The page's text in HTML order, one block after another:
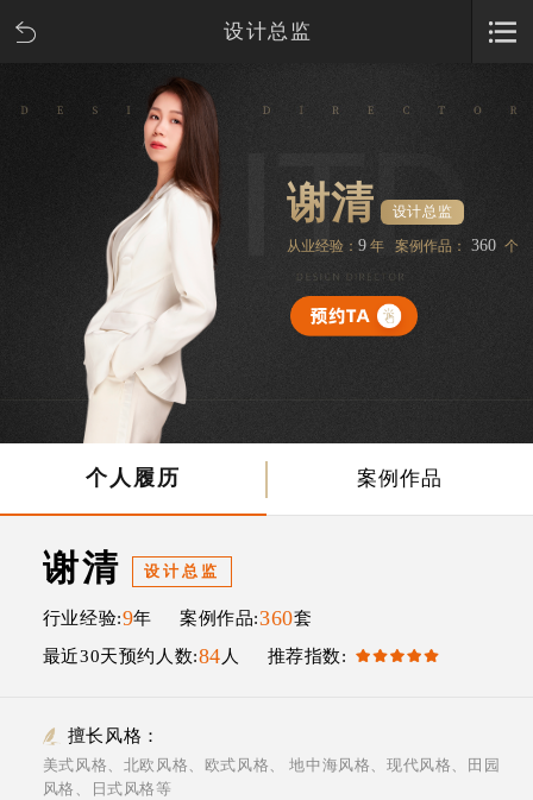
设计总监
谢清 设计总监
从业经验：9 年 案例作品： 360 个
个人履历 案例作品
谢清 设计总监
行业经验:9年 案例作品:360套
最近30天预约人数:84人 推荐指数:
擅长风格：
美式风格、北欧风格、欧式风格、 地中海风格、现代风格、田园
风格、日式风格等